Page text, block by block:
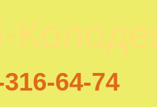
64-74